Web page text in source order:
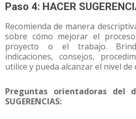
Paso 4: HACER
Recomienda de manera
sobre cómo mejorar el
proyecto o el trabajo.
indicaciones, consejos,
utilice y pueda alcanzar el nivel
Preguntas orientadoras del
SUGERENCIAS: